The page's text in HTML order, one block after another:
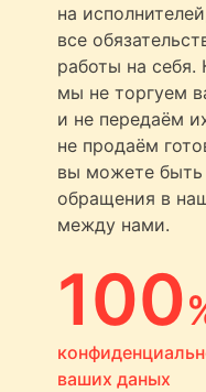
на
все
работы на себя.
мы не торгуем
и не передаём
не продаём
вы можете
обращения в
между нами.
100
ваших даных